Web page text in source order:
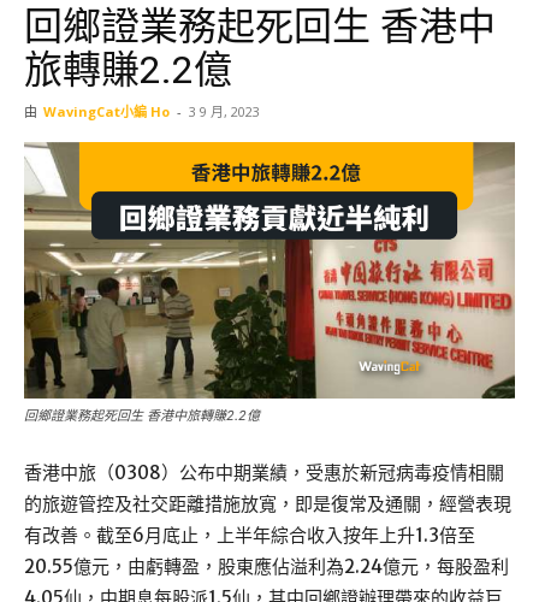
回鄉證業務起死回生 香港中
旅轉賺2.2億
由 WavingCat小編 Ho - 3 9 月, 2023
回鄉證業務起死回生 香港中旅轉賺2.2億
香港中旅（0308）公布中期業績，受惠於新冠病毒疫情相關
的旅遊管控及社交距離措施放寬，即是復常及通關，經營表現
有改善。截至6月底止，上半年綜合收入按年上升1.3倍至
20.55億元，由虧轉盈，股東應佔溢利為2.24億元，每股盈利